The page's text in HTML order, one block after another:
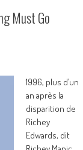
Must Go
1996, plus d’un
an après la
disparition de
Richey
Edwards, dit